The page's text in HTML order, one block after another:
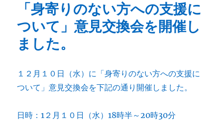
「身寄りのない方への支援に
ついて」意見交換会を開催し
ました。
１２月１０日（水）に「身寄りのない方への支援に
ついて」意見交換会を下記の通り開催しました。
日時：1２月１０日（水）18時半～20時30分